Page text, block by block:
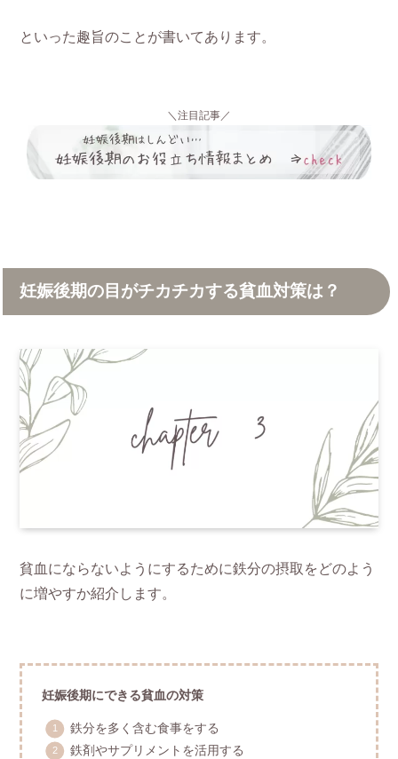
といった趣旨のことが書いてあります。
＼注目記事／
妊娠後期の目がチカチカする貧血対策は？
貧血にならないようにするために鉄分の摂取をどのよう
に増やすか紹介します。
妊娠後期にできる貧血の対策
鉄分を多く含む食事をする
鉄剤やサプリメントを活用する